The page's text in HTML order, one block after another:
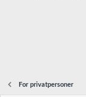
For privatpersoner